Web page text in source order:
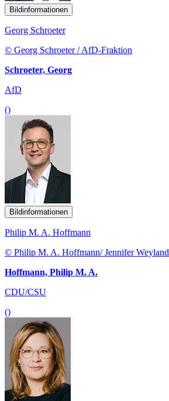
Bildinformationen
Georg Schroeter
© Georg Schroeter / AfD-Fraktion
Schroeter, Georg
AfD
()
Bildinformationen
Philip M. A. Hoffmann
© Philip M. A. Hoffmann/ Jennifer Weyland
Hoffmann, Philip M. A.
CDU/CSU
()